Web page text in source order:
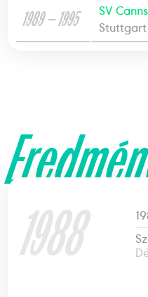
1989 — 1995
SV
Stuttgart
1988